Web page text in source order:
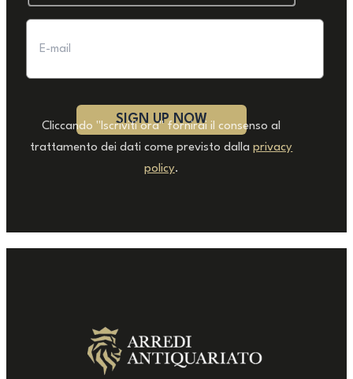
Cliccando "Iscriviti ora" fornirai il consenso al
trattamento dei dati come previsto dallaprivacy
policy.